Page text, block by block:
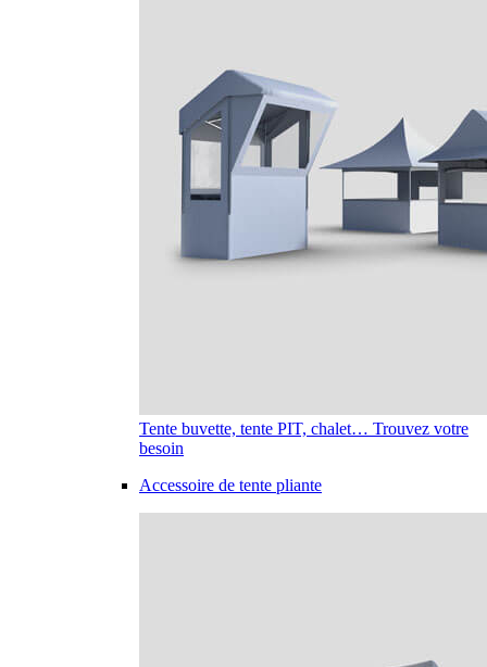
Tente buvette, tente PIT, chalet… Trouvez votre
besoin
Accessoire de tente pliante